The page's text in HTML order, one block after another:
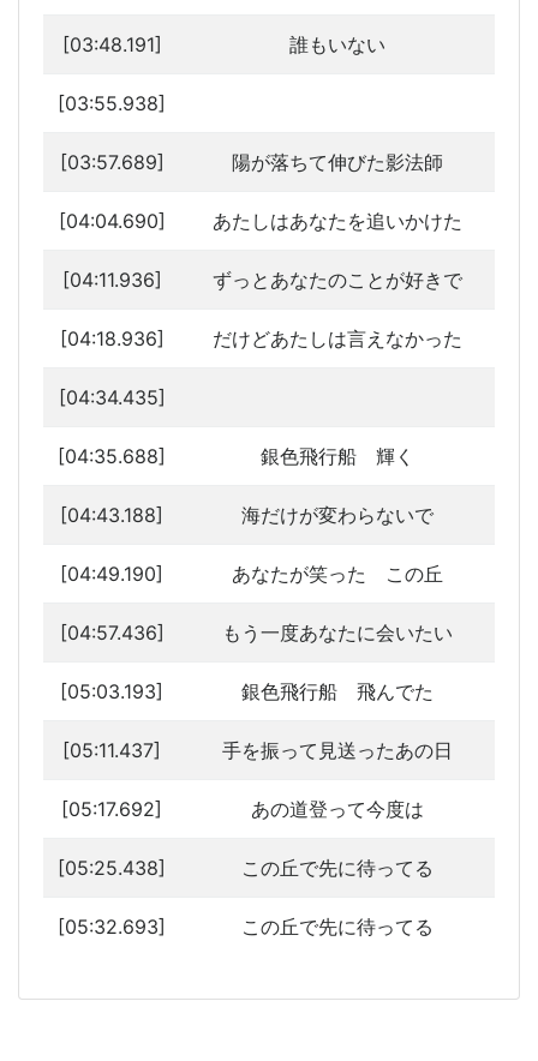
[03:48.191] 誰もいない
[03:55.938]
[03:57.689] 陽が落ちて伸びた影法師
[04:04.690] あたしはあなたを追いかけた
[04:11.936] ずっとあなたのことが好きで
[04:18.936] だけどあたしは言えなかった
[04:34.435]
[04:35.688] 銀色飛行船 輝く
[04:43.188] 海だけが変わらないで
[04:49.190] あなたが笑った この丘
[04:57.436] もう一度あなたに会いたい
[05:03.193] 銀色飛行船 飛んでた
[05:11.437] 手を振って見送ったあの日
[05:17.692] あの道登って今度は
[05:25.438] この丘で先に待ってる
[05:32.693] この丘で先に待ってる